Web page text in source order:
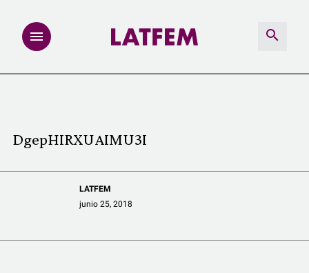
REDACCIÓN ABIERTA
LATFEMLAB.
DgepHIRXUAIMU3I
LATFEM
junio 25, 2018